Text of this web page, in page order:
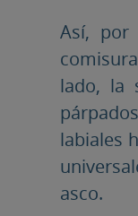
Así, por
lado, la
labiales
asco.